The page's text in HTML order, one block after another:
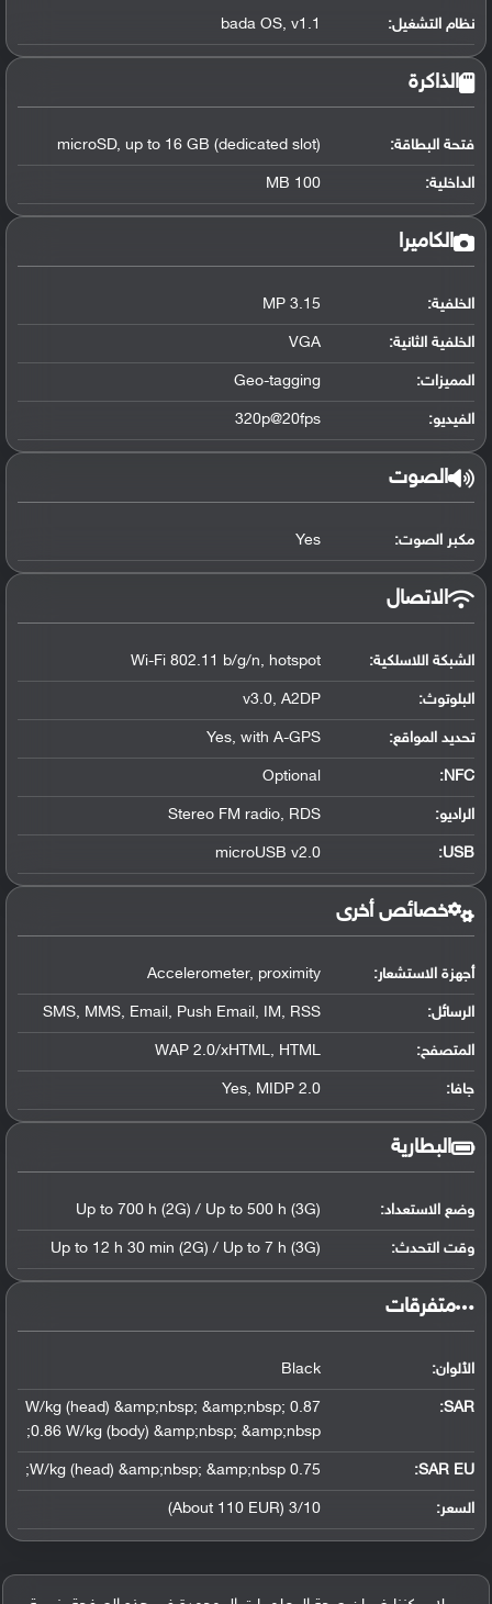
نظام التشغيل:
bada OS, v1.1
الذاكرة
فتحة البطاقة: microSD, up to 16 GB (dedicated slot)
الداخلية: 100 MB
الكاميرا
الخلفية: 3.15 MP
الخلفية الثانية: VGA
المميزات: Geo-tagging
الفيديو: 320p@20fps
الصوت
مكبر الصوت: Yes
الاتصال
الشبكة اللاسلكية: Wi-Fi 802.11 b/g/n, hotspot
البلوتوث:
v3.0, A2DP
تحديد المواقع:
Yes, with A-GPS
NFC
:
Optional
الراديو: Stereo FM radio, RDS
USB
:
microUSB v2.0
خصائص أخرى
أجهزة الاستشعار: Accelerometer, proximity
الرسائل: SMS, MMS, Email, Push Email, IM, RSS
المتصفح: WAP 2.0/xHTML, HTML
جافا: Yes, MIDP 2.0
البطارية
وضع الاستعداد: Up to 700 h (2G) / Up to 500 h (3G)
وقت التحدث: Up to 12 h 30 min (2G) / Up to 7 h (3G)
‏متفرقات‏
الألوان: Black
SAR
:
0.87 W/kg (head) &amp;nbsp; &amp;nbsp;
0.86 W/kg (body) &amp;nbsp; &amp;nbsp;
SAR EU:
0.75 W/kg (head) &amp;nbsp; &amp;nbsp;
السعر: 3/10 (About 110 EUR)